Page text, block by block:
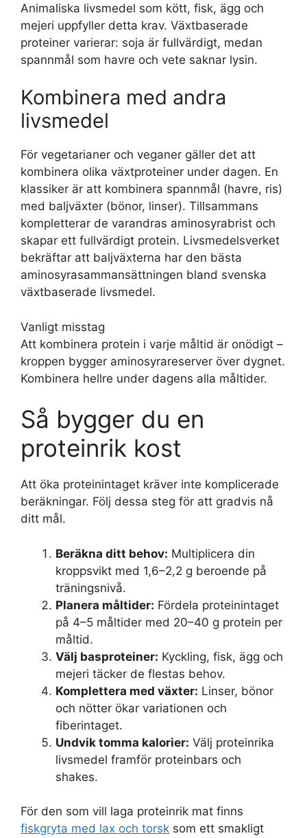
Animaliska livsmedel som kött, fisk, ägg och
mejeri uppfyller detta krav. Växtbaserade
proteiner varierar: soja är fullvärdigt, medan
spannmål som havre och vete saknar lysin.
Kombinera med andra
livsmedel
För vegetarianer och veganer gäller det att
kombinera olika växtproteiner under dagen. En
klassiker är att kombinera spannmål (havre, ris)
med baljväxter (bönor, linser). Tillsammans
kompletterar de varandras aminosyrabrist och
skapar ett fullvärdigt protein. Livsmedelsverket
bekräftar att baljväxterna har den bästa
aminosyrasammansättningen bland svenska
växtbaserade livsmedel.
Vanligt misstag
Att kombinera protein i varje måltid är onödigt –
kroppen bygger aminosyrareserver över dygnet.
Kombinera hellre under dagens alla måltider.
Så bygger du en
proteinrik kost
Att öka proteinintaget kräver inte komplicerade
beräkningar. Följ dessa steg för att gradvis nå
ditt mål.
Beräkna ditt behov: Multiplicera din
kroppsvikt med 1,6–2,2 g beroende på
träningsnivå.
Planera måltider: Fördela proteinintaget
på 4–5 måltider med 20–40 g protein per
måltid.
Välj basproteiner: Kyckling, fisk, ägg och
mejeri täcker de flestas behov.
Komplettera med växter: Linser, bönor
och nötter ökar variationen och
fiberintaget.
Undvik tomma kalorier: Välj proteinrika
livsmedel framför proteinbars och
shakes.
För den som vill laga proteinrik mat finns
fiskgryta med lax och torsk som ett smakligt